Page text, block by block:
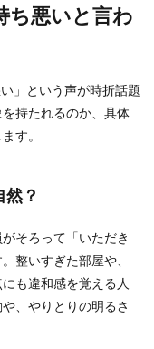
ち悪いと言わ
」という声が時折話題
持たれるのか、具体
す。
？
そろって「いただき
整いすぎた部屋や、
も違和感を覚える人
、やりとりの明るさ